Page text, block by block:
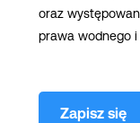
oraz
prawa wodnego
Zapisz się